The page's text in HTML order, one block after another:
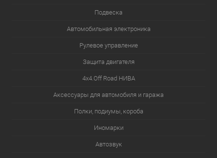
Подвеска
Автомобильная электроника
Рулевое управление
Защита двигателя
4х4.Off Road НИВА
Аксессуары для автомобиля и гаража
Полки, подиумы, короба
Иномарки
Автозвук